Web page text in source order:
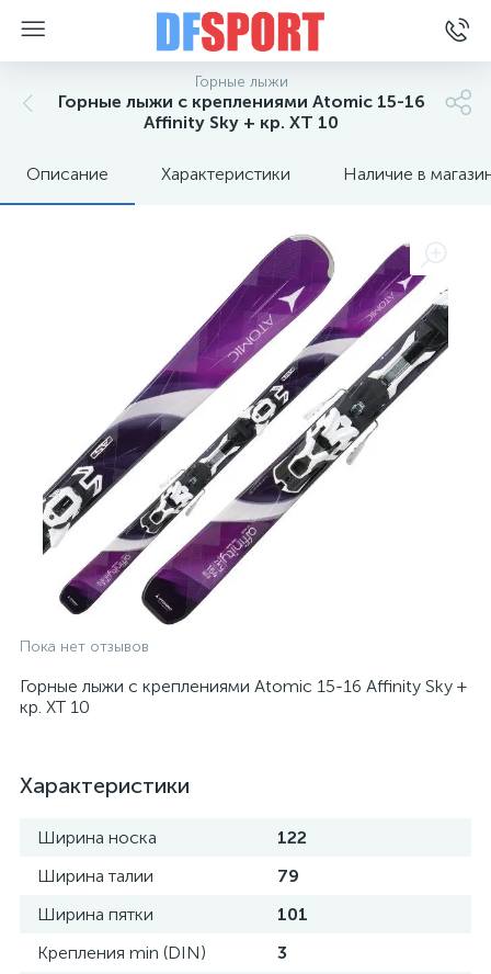
Горные лыжи
Горные лыжи с креплениями Atomic 15-16
Affinity Sky + кр. XT 10
Описание Характеристики Наличие в
Пока нет отзывов
Горные лыжи с креплениями Atomic 15-16 Affinity Sky +
кр. XT 10
Характеристики
Ширина носка
122
Ширина талии
79
Ширина пятки
101
Крепления min (DIN)
3